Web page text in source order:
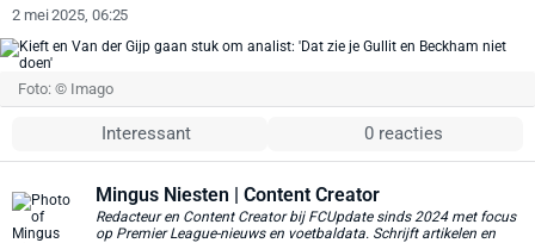
2 mei 2025, 06:25
Foto: © Imago
Interessant 0 reacties
Mingus Niesten | Content Creator
Redacteur en Content Creator bij FCUpdate sinds 2024 met focus
op Premier League-nieuws en voetbaldata. Schrijft artikelen en